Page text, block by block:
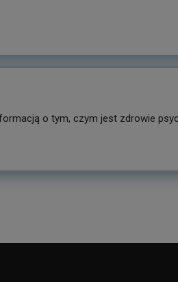
o tym, czym jest zdrowie